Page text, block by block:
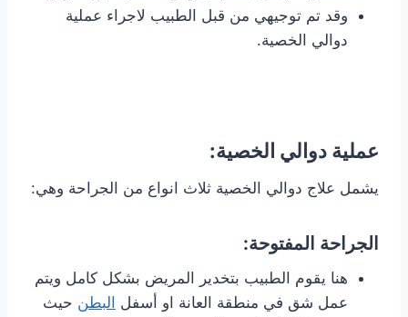
وقد تم توجيهي من قبل الطبيب لاجراء عملية
دوالي الخصية.
عملية دوالي الخصية:
يشمل علاج دوالي الخصية ثلاث انواع من الجراحة وهي:
الجراحة المفتوحة:
هنا يقوم الطبيب بتخدير المريض بشكل كامل ويتم
عمل شق في منطقة العانة او أسفل البطن حيث